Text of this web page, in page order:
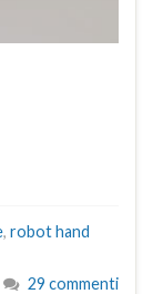
, robot hand
29 commenti